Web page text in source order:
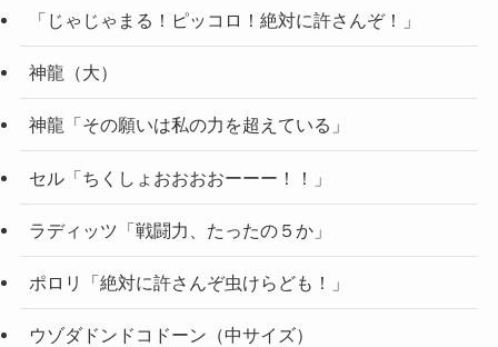
「じゃじゃまる！ピッコロ！絶対に許さんぞ！」
神龍（大）
神龍「その願いは私の力を超えている」
セル「ちくしょおおおおーーー！！」
ラディッツ「戦闘力、たったの５か」
ポロリ「絶対に許さんぞ虫けらども！」
ウゾダドンドコドーン（中サイズ）